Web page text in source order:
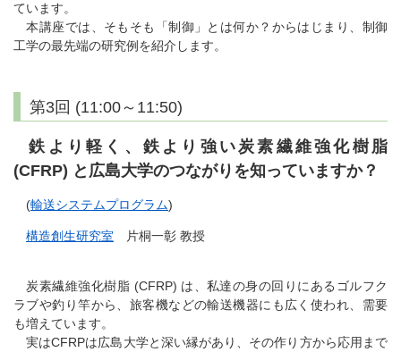
ています。
本講座では、そもそも「制御」とは何か？からはじまり、制御
工学の最先端の研究例を紹介します。
第3回 (11:00～11:50)
鉄より軽く、鉄より強い炭素繊維強化樹脂
(CFRP) と広島大学のつながりを知っていますか？
(輸送システムプログラム)
構造創生研究室 片桐一彰 教授
炭素繊維強化樹脂 (CFRP) は、私達の身の回りにあるゴルフク
ラブや釣り竿から、旅客機などの輸送機器にも広く使われ、需要
も増えています。
実はCFRPは広島大学と深い縁があり、その作り方から応用まで